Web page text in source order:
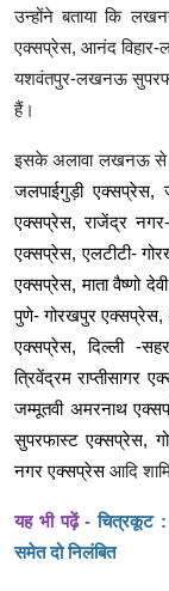
उन्होंने बताया कि
एक्सप्रेस, आनंद
यशवंतपुर-लखनऊ
हैं।
इसके अलावा लखनऊ से
जलपाईगुड़ी एक्सप्रेस,
एक्सप्रेस, राजेंद्र
एक्सप्रेस, एलटीटी-
एक्सप्रेस, माता वैष्णो
पुणे- गोरखपुर एक्सप्रेस,
एक्सप्रेस, दिल्ली -
त्रिवेंद्रम राप्तीसागर
जम्मूतवी अमरनाथ
सुपरफास्ट एक्सप्रेस,
नगर एक्सप्रेसआदि
यह भी पढ़ें -चित्रकूट :
समेत दो निलंबित